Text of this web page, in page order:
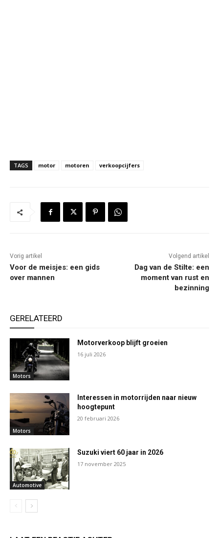
TAGS motor motoren verkoopcijfers
Vorig artikel
Voor de meisjes: een gids
over mannen
Volgend artikel
Dag van de Stilte: een
moment van rust en
bezinning
GERELATEERD
Motors
Motorverkoop blijft groeien
16 juli 2026
Motors
Interessen in motorrijden naar nieuw
hoogtepunt
20 februari 2026
Automotive
Suzuki viert 60 jaar in 2026
17 november 2025